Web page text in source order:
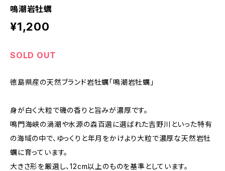
鳴潮岩牡蠣
¥1,200
SOLD OUT
徳島県産の天然ブランド岩牡蠣「鳴潮岩牡蠣」
身が白く大粒で磯の香りと旨みが濃厚です。
鳴門海峡の渦潮や水源の森百選に選ばれた吉野川といった特有
の海域の中で、ゆっくりと年月をかけより大粒で濃厚な天然岩牡
蠣に育っています。
大きさ形を厳選し、12cm以上のものを基準としています。